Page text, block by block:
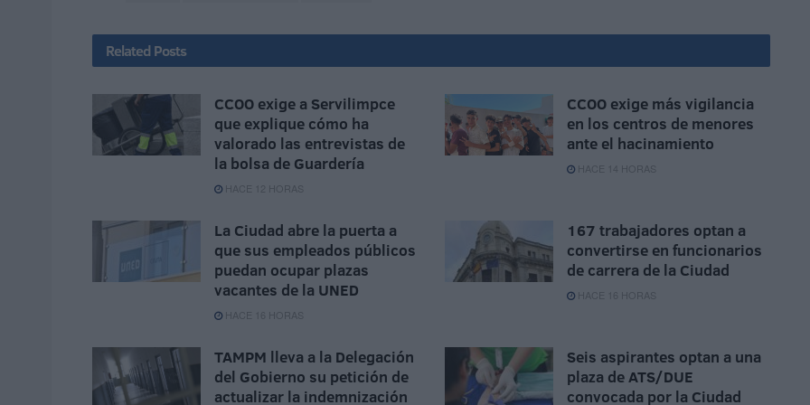
Related Posts
CCOO exige a Servilimpce
que explique cómo ha
valorado las entrevistas de
la bolsa de Guardería
HACE 12 HORAS
CCOO exige más vigilancia
en los centros de menores
ante el hacinamiento
HACE 14 HORAS
La Ciudad abre la puerta a
que sus empleados públicos
puedan ocupar plazas
vacantes de la UNED
HACE 16 HORAS
167 trabajadores optan a
convertirse en funcionarios
de carrera de la Ciudad
HACE 16 HORAS
TAMPM lleva a la Delegación
del Gobierno su petición de
actualizar la indemnización
Seis aspirantes optan a una
plaza de ATS/DUE
convocada por la Ciudad